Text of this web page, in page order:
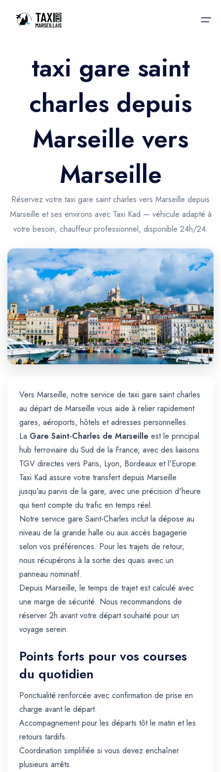
Accueil
Nos services
Nos services
Trajet Gare SNCF
Trajet Port croisière
Trajet Séminaire
Trajet Santé
Trajet Longue Distance
Réservation
Actualités & évènements
Contactez-nous
taxi gare saint
charles depuis
Marseille vers
Marseille
Réservez votre taxi gare saint charles vers Marseille depuis
Marseille et ses environs avec Taxi Kad — véhicule adapté à
votre besoin, chauffeur professionnel, disponible 24h/24.
Vers Marseille, notre service de taxi gare saint charles
au départ de Marseille vous aide à relier rapidement
gares, aéroports, hôtels et adresses personnelles.
La Gare Saint-Charles de Marseille est le principal
hub ferroviaire du Sud de la France, avec des liaisons
TGV directes vers Paris, Lyon, Bordeaux et l'Europe.
Taxi Kad assure votre transfert depuis Marseille
jusqu'au parvis de la gare, avec une précision d'heure
qui tient compte du trafic en temps réel.
Notre service gare Saint-Charles inclut la dépose au
niveau de la grande halle ou aux accès bagagerie
selon vos préférences. Pour les trajets de retour,
nous récupérons à la sortie des quais avec un
panneau nominatif.
Depuis Marseille, le temps de trajet est calculé avec
une marge de sécurité. Nous recommandons de
réserver 2h avant votre départ souhaité pour un
voyage serein.
Points forts pour vos courses
du quotidien
Ponctualité renforcée avec confirmation de prise en
charge avant le départ.
Accompagnement pour les départs tôt le matin et les
retours tardifs.
Coordination simplifiée si vous devez enchaîner
plusieurs arrêts.